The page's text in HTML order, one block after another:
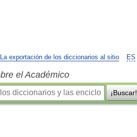
ES
La exportación de los diccionarios al sitio
el Académico
¡Buscar!